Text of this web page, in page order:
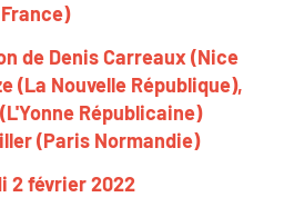
France)
de Denis Carreaux (Nice
(La Nouvelle République),
Républicaine)
(Paris Normandie)
2 février 2022